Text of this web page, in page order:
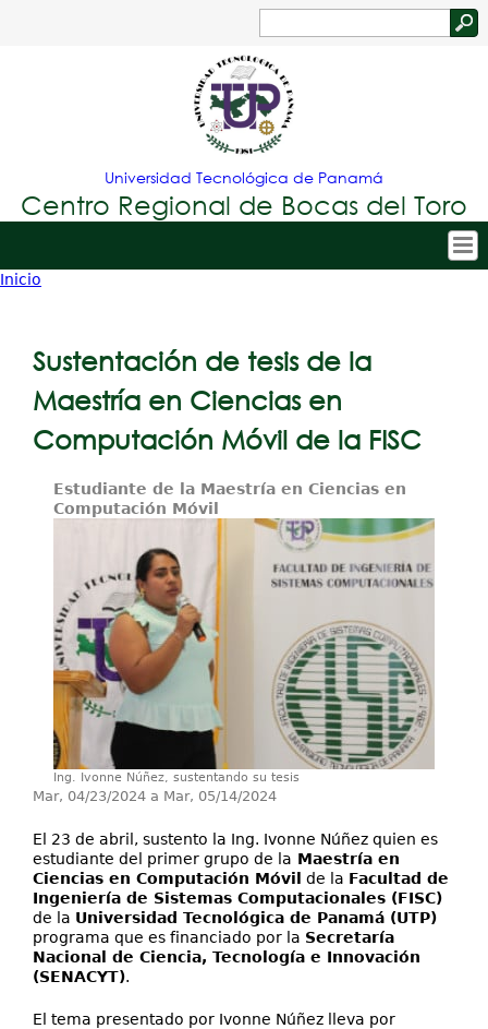
Jump to navigation
de
búsqueda
Universidad Tecnológica de Panamá
Centro Regional de Bocas del Toro
Tropical
Principal
Admisión
Oferta Académica
Estudiantes
Proyectos / Extensión
Servicios
Investigación
está
aquí
Inicio
Sustentación de tesis de la
Maestría en Ciencias en
Computación Móvil de la FISC
Estudiante de la Maestría en Ciencias en
Computación Móvil
Ing. Ivonne Núñez, sustentando su tesis
Mar, 04/23/2024 a Mar, 05/14/2024
El 23 de abril, sustento la Ing. Ivonne Núñez quien es
estudiante del primer grupo de la Maestría en
Ciencias en Computación Móvil
de la Facultad de
Ingeniería de Sistemas Computacionales (FISC)
de la Universidad Tecnológica de Panamá (UTP)
programa que es financiado por la Secretaría
Nacional de Ciencia, Tecnología e Innovación
(SENACYT).
El tema presentado por Ivonne Núñez lleva por